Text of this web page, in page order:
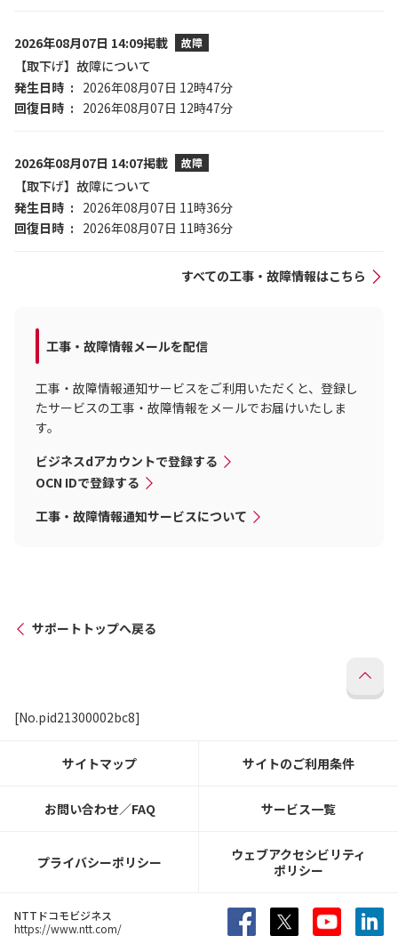
2026年08月07日 14:09掲載 故障
【取下げ】故障について
発生日時
2026年08月07日 12時47分
回復日時
2026年08月07日 12時47分
2026年08月07日 14:07掲載 故障
【取下げ】故障について
発生日時
2026年08月07日 11時36分
回復日時
2026年08月07日 11時36分
すべての工事・故障情報はこちら
工事・故障情報メールを配信
工事・故障情報通知サービスをご利用いただくと、登録し
たサービスの工事・故障情報をメールでお届けいたしま
す。
ビジネスdアカウントで登録する
OCN IDで登録する
工事・故障情報通知サービスについて
サポートトップへ戻る
[No.pid21300002bc8]
サイトマップ サイトのご利用条件
お問い合わせ／FAQ サービス一覧
プライバシーポリシー
ウェブアクセシビリティ
ポリシー
NTTドコモビジネス
https://www.ntt.com/